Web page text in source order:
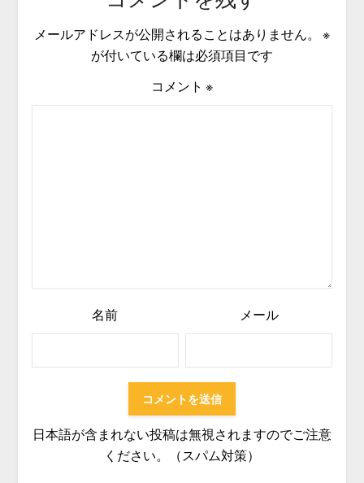
メールアドレスが公開されることはありません。
※
が付いている欄は必須項目です
コメント ※
名前 メール
日本語が含まれない投稿は無視されますのでご注意
ください。（スパム対策）